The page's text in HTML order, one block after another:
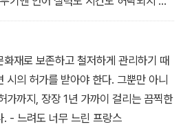
로 겉도는 존재가 된 것만 같았다. - 이
재로 보존하고 철저하게 관리하기 때
시의 허가를 받아야 한다. 그뿐만 아니
가까지, 장장 1년 가까이 걸리는 끔찍한
. - 느려도 너무 느린 프랑스